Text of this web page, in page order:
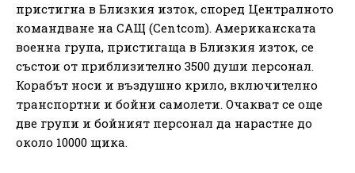
пристигна в Близкия изток, според Централното
командване на САЩ (Centcom). Американската
военна група, пристигаща в Близкия изток, се
състои от приблизително 3500 души персонал.
Корабът носи и въздушно крило, включително
транспортни и бойни самолети. Очакват се още
две групи и бойният персонал да нарастне до
около 10000 щика.